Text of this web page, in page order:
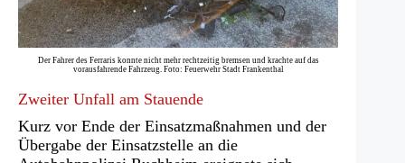
Der Fahrer des Ferraris konnte nicht mehr rechtzeitig bremsen und krachte auf das
vorausfahrende Fahrzeug. Foto: Feuerwehr Stadt Frankenthal
Zweiter Unfall am Stauende
Kurz vor Ende der Einsatzmaßnahmen und der
Übergabe der Einsatzstelle an die